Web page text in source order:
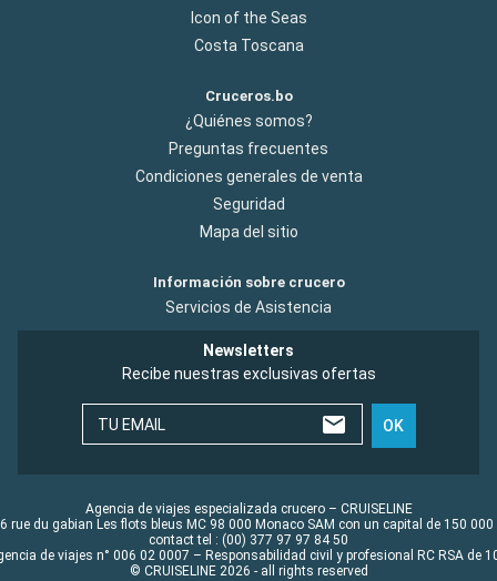
Icon of the Seas
Costa Toscana
Cruceros.bo
¿Quiénes somos?
Preguntas frecuentes
Condiciones generales de venta
Seguridad
Mapa del sitio
Información sobre crucero
Servicios de Asistencia
Newsletters
Recibe nuestras exclusivas ofertas
TU EMAIL OK
Agencia de viajes especializada crucero – CRUISELINE
rue du gabian Les flots bleus MC 98 000 Monaco SAM con un capital de 150 000
contact tel : (00) 377 97 97 84 50
de viajes n° 006 02 0007 – Responsabilidad civil y profesional RC RSA de
© CRUISELINE 2026 - all rights reserved